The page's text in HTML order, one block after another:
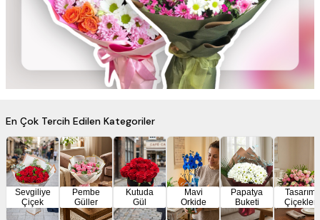
En Çok Tercih Edilen Kategoriler
Sevgiliye
Çiçek
Pembe
Güller
Kutuda
Gül
Mavi
Orkide
Papatya
Buketi
Tasarım
Çiçekler